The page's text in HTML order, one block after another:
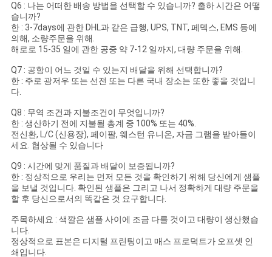
Q6 : 나는 어떠한 배송 방법을 선택할 수 있습니까? 출하 시간은 어떻
습니까?
한 : 3-7days에 관한 DHL과 같은 급행, UPS, TNT, 페덱스, EMS 등에
의해, 소량주문을 위해.
해로로 15-35 일에 관한 공중 약 7-12 일까지, 대량 주문을 위해.
Q7 : 공항이 어느 것일 수 있는지 배달을 위해 선택합니까?
한 : 주로 광저우 또는 선전 또는 다른 국내 장소는 또한 좋을 것입니
다.
Q8 : 무역 조건과 지불조건이 무엇입니까?
한 : 생산하기 전에 지불될 총계 중 100% 또는 40%.
전신환, L/C (신용장), 페이팔, 웨스턴 유니온, 자금 그램을 받아들이
세요. 협상될 수 있습니다
Q9 : 시간에 맞게 품질과 배달이 보증됩니까?
한 : 정상적으로 우리는 먼저 모든 것을 확인하기 위해 당신에게 샘플
을 보낼 것입니다. 확인된 샘플은 그리고 나서 정확하게 대량 주문을
할 후 당신으로서의 똑같은 것 요구합니다.
주목하세요 : 색깔은 샘플 사이에 조금 다를 것이고 대량이 생산했습
니다.
정상적으로 표본은 디지털 프린팅이고 매스 프로덕트가 오프셋 인
쇄입니다.